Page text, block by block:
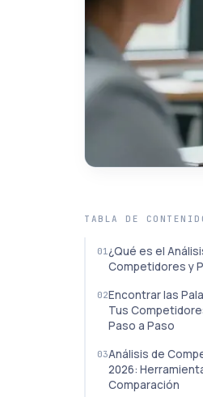
TABLA DE
¿Qué es el
Competidores y
Encontrar las
Tus
Paso a Paso
Análisis de
2026:
Comparación